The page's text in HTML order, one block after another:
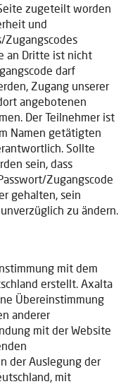
zugeteilt worden
und
Zugangscodes
an Dritte ist nicht
darf
Zugang unserer
angebotenen
Der Teilnehmer ist
Namen getätigten
Sollte
sein, dass
Zugangscode
gehalten, sein
zu ändern.
mit dem
erstellt. Axalta
Übereinstimmung
anderer
mit der Website
der Auslegung der
mit